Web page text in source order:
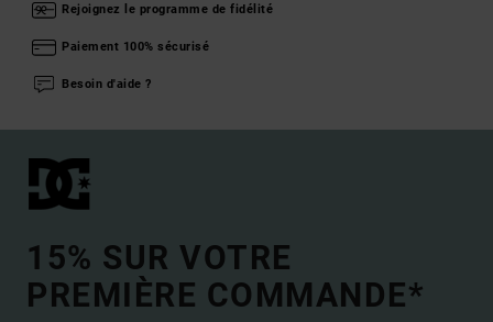
Rejoignez le programme de fidélité
Paiement 100% sécurisé
Besoin d'aide ?
15% SUR VOTRE
PREMIÈRE COMMANDE*